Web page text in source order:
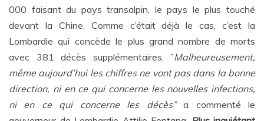
000 faisant du pays transalpin, le pays le plus touché
devant la Chine. Comme c’était déjà le cas, c’est la
Lombardie qui concède le plus grand nombre de morts
avec 381 décès supplémentaires. ”Malheureusement,
même aujourd’hui les chiffres ne vont pas dans la bonne
direction, ni en ce qui concerne les nouvelles infections,
ni en ce qui concerne les décès”a commenté le